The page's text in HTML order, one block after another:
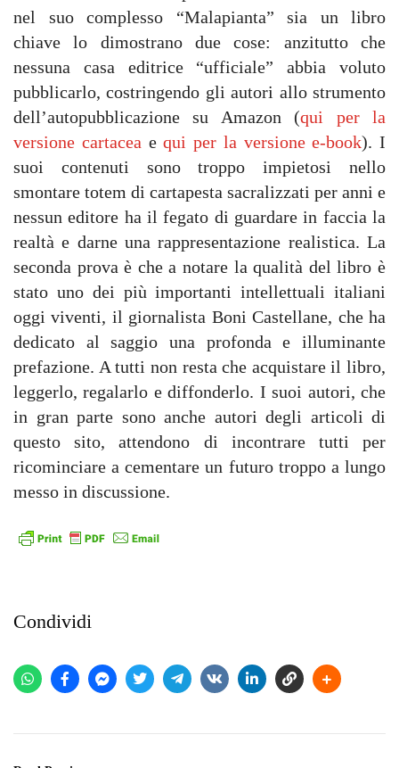
nel suo complesso “Malapianta” sia un libro
chiave lo dimostrano due cose: anzitutto che
nessuna casa editrice “ufficiale” abbia voluto
pubblicarlo, costringendo gli autori allo strumento
dell’autopubblicazione su Amazon (qui per la
versione cartacea equi per la versione e-book). I
suoi contenuti sono troppo impietosi nello
smontare totem di cartapesta sacralizzati per anni e
nessun editore ha il fegato di guardare in faccia la
realtà e darne una rappresentazione realistica. La
seconda prova è che a notare la qualità del libro è
stato uno dei più importanti intellettuali italiani
oggi viventi, il giornalista Boni Castellane, che ha
dedicato al saggio una profonda e illuminante
prefazione. A tutti non resta che acquistare il libro,
leggerlo, regalarlo e diffonderlo. I suoi autori, che
in gran parte sono anche autori degli articoli di
questo sito, attendono di incontrare tutti per
ricominciare a cementare un futuro troppo a lungo
messo in discussione.
Condividi